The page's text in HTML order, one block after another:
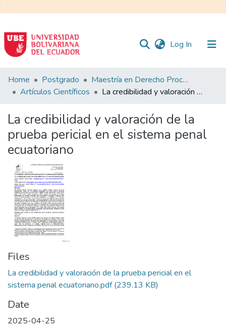
Log In (current)
Communities
&
All of DSpace
Statistics
Home Postgrado
Maestría en Derecho Procesal
Artículos Científicos
La credibilidad y valoración de la prueba pericial en el sistema penal ecuatoriano
La credibilidad y valoración de la
prueba pericial en el sistema penal
ecuatoriano
Files
La credibilidad y valoración de la prueba pericial en el
sistema penal ecuatoriano.pdf(239.13 KB)
Date
2025-04-25